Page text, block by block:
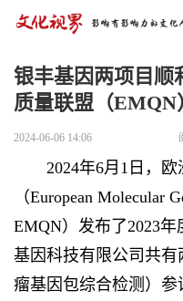
银丰基因两项目顺
质量联盟（
2024-06-06 14:06
2024年6月1日，
（European Molecular
EMQN）发布了2023
基因科技有限公司共
瘤基因包综合检测）参